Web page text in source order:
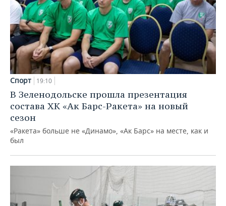
Спорт 19:10
В Зеленодольске прошла презентация
состава ХК «Ак Барс-Ракета» на новый
сезон
«Ракета» больше не «Динамо», «Ак Барс» на месте, как и
был